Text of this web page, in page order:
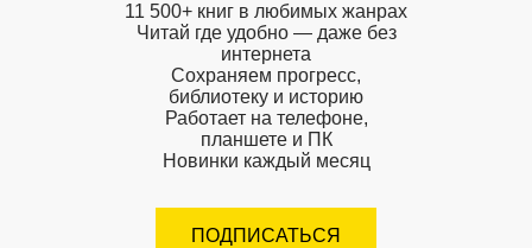
11 500+ книг в любимых жанрах
Читай где удобно — даже без
интернета
Сохраняем прогресс,
библиотеку и историю
Работает на телефоне,
планшете и ПК
Новинки каждый месяц
ПОДПИСАТЬСЯ